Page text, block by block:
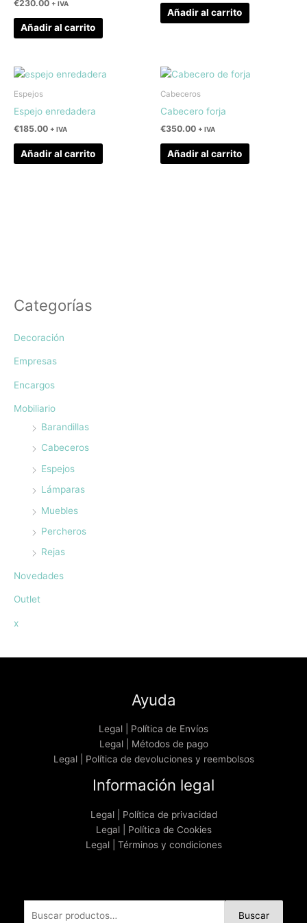
Categorías
Decoración
Empresas
Encargos
Mobiliario
Barandillas
Cabeceros
Espejos
Lámparas
Muebles
Percheros
Rejas
Novedades
Outlet
x
€230.00 + IVA
Añadir al carrito
Añadir al carrito
Espejos
Espejo enredadera
€185.00 + IVA
Añadir al carrito
Cabeceros
Cabecero forja
€350.00 + IVA
Añadir al carrito
Ayuda
Legal | Política de Envíos
Legal | Métodos de pago
Legal | Política de devoluciones y reembolsos
Información legal
Legal | Política de privacidad
Legal | Política de Cookies
Legal | Términos y condiciones
Buscar